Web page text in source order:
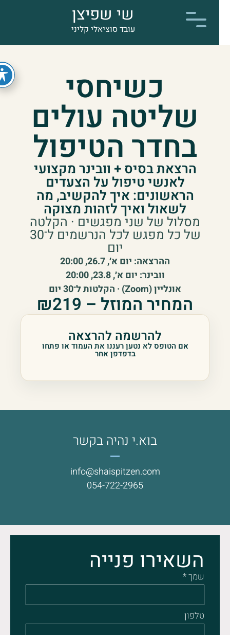
שי שפיצן
עובד סוציאלי קליני
כשיחסי
שליטה עולים
בחדר הטיפול
הרצאת בסיס + וובינר מקצועי
לאנשי טיפול על הצעדים
הראשונים: איך להקשיב, מה
לשאול ואיך לזהות מצוקה
מסלול של שני מפגשים · הקלטה
של כל מפגש לכל הנרשמים ל־30
יום
ההרצאה: יום א׳, 26.7, 20:00
וובינר: יום א׳, 23.8, 20:00
אונליין (Zoom) · הקלטות ל־30 יום
המחיר המוזל – ₪219
להרשמה להרצאה
אם הטופס לא נטען רעננו את העמוד או פתחו
בדפדפן אחר
בוא.י נהיה בקשר
info@shaispitzen.com
054-722-2965
השאירו פנייה
שמך *
טלפון